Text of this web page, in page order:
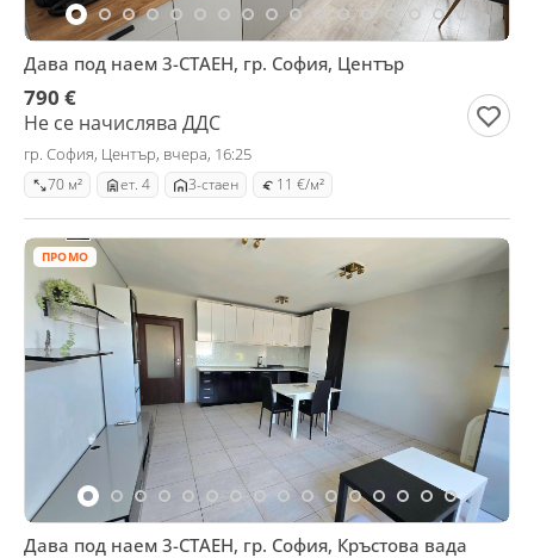
Дава под наем 3-СТАЕН, гр. София, Център
790 €
Не се начислява ДДС
гр. София, Център, вчера, 16:25
70 м² ет. 4 3-стаен 11 €/м²
ПРОМО
Дава под наем 3-СТАЕН, гр. София, Кръстова вада